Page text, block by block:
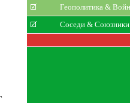
Геополитика &
Соседи & Союзники